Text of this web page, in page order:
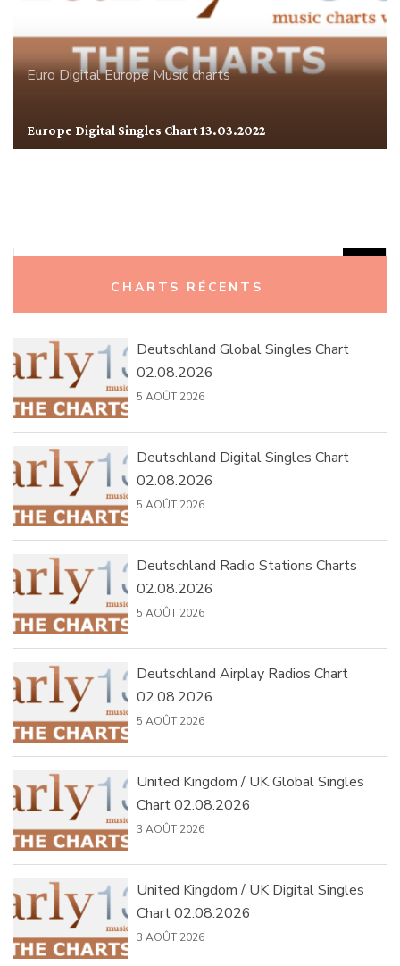
Euro DigitalEuropeMusic charts
Europe Digital Singles Chart 13.03.2022
CHARTS RÉCENTS
Deutschland Global Singles Chart
02.08.2026
5 AOÛT 2026
Deutschland Digital Singles Chart
02.08.2026
5 AOÛT 2026
Deutschland Radio Stations Charts
02.08.2026
5 AOÛT 2026
Deutschland Airplay Radios Chart
02.08.2026
5 AOÛT 2026
United Kingdom / UK Global Singles
Chart 02.08.2026
3 AOÛT 2026
United Kingdom / UK Digital Singles
Chart 02.08.2026
3 AOÛT 2026